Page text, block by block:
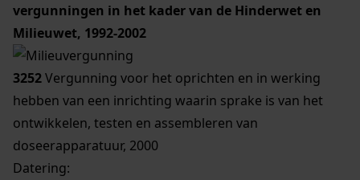
vergunningen in het kader van de Hinderwet en
Milieuwet, 1992-2002
3252Vergunning voor het oprichten en in werking
hebben van een inrichting waarin sprake is van het
ontwikkelen, testen en assembleren van
doseerapparatuur, 2000
Datering: